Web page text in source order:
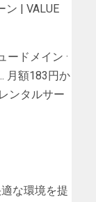
ン | VALUE
ードメイン ·
月額183円か
ンタルサー
な環境を提